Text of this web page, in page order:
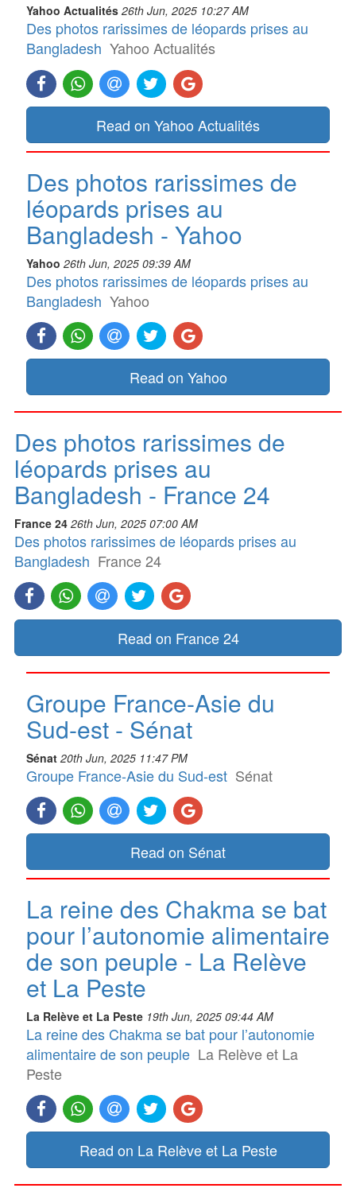
Yahoo Actualités 26th Jun, 2025 10:27 AM
Des photos rarissimes de léopards prises au
Bangladesh Yahoo Actualités
Read on Yahoo Actualités
Des photos rarissimes de
léopards prises au
Bangladesh - Yahoo
Yahoo 26th Jun, 2025 09:39 AM
Des photos rarissimes de léopards prises au
Bangladesh Yahoo
Read on Yahoo
Des photos rarissimes de
léopards prises au
Bangladesh - France 24
France 24 26th Jun, 2025 07:00 AM
Des photos rarissimes de léopards prises au
Bangladesh France 24
Read on France 24
Groupe France-Asie du
Sud-est - Sénat
Sénat 20th Jun, 2025 11:47 PM
Groupe France-Asie du Sud-est Sénat
Read on Sénat
La reine des Chakma se bat
pour l’autonomie alimentaire
de son peuple - La Relève
et La Peste
La Relève et La Peste 19th Jun, 2025 09:44 AM
La reine des Chakma se bat pour l’autonomie
alimentaire de son peuple La Relève et La
Peste
Read on La Relève et La Peste